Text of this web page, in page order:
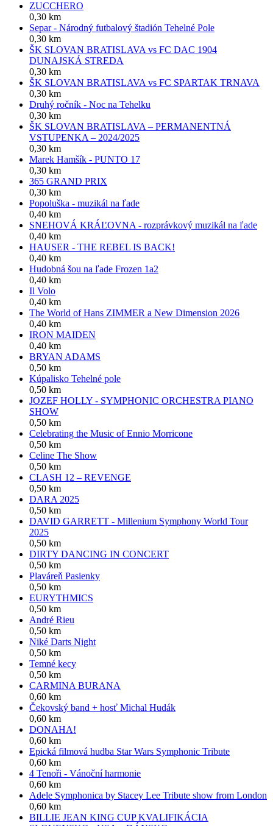
ZUCCHERO
0,30 km
Separ - Národný futbalový štadión Tehelné Pole
0,30 km
ŠK SLOVAN BRATISLAVA vs FC DAC 1904
DUNAJSKÁ STREDA
0,30 km
ŠK SLOVAN BRATISLAVA vs FC SPARTAK TRNAVA
0,30 km
Druhý ročník - Noc na Tehelku
0,30 km
ŠK SLOVAN BRATISLAVA – PERMANENTNÁ
VSTUPENKA – 2024/2025
0,30 km
Marek Hamšík - PUNTO 17
0,30 km
365 GRAND PRIX
0,30 km
Popoluška - muzikál na ľade
0,40 km
SNEHOVÁ KRÁĽOVNA - rozprávkový muzikál na ľade
0,40 km
HAUSER - THE REBEL IS BACK!
0,40 km
Hudobná šou na ľade Frozen 1a2
0,40 km
Il Volo
0,40 km
The World of Hans ZIMMER a New Dimension 2026
0,40 km
IRON MAIDEN
0,40 km
BRYAN ADAMS
0,50 km
Kúpalisko Tehelné pole
0,50 km
JOZEF HOLLY - SYMPHONIC ORCHESTRA PIANO
SHOW
0,50 km
Celebrating the Music of Ennio Morricone
0,50 km
Celine The Show
0,50 km
CLASH 12 – REVENGE
0,50 km
DARA 2025
0,50 km
DAVID GARRETT - Millenium Symphony World Tour
2025
0,50 km
DIRTY DANCING IN CONCERT
0,50 km
Plaváreň Pasienky
0,50 km
EURYTHMICS
0,50 km
André Rieu
0,50 km
Niké Darts Night
0,50 km
Temné kecy
0,50 km
CARMINA BURANA
0,60 km
Čekovský band + hosť Michal Hudák
0,60 km
DONAHA!
0,60 km
Epická filmová hudba Star Wars Symphonic Tribute
0,60 km
4 Tenoři - Vánoční harmonie
0,60 km
Adele Symphonica by Stacey Lee Tribute show from London
0,60 km
BILLIE JEAN KING CUP KVALIFIKÁCIA